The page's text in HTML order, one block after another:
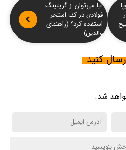
آیا می‌توان از گریتینگ
فولادی در کف استخر
استفاده کرد؟ (راهنمای
والدین)
کنید
شد.